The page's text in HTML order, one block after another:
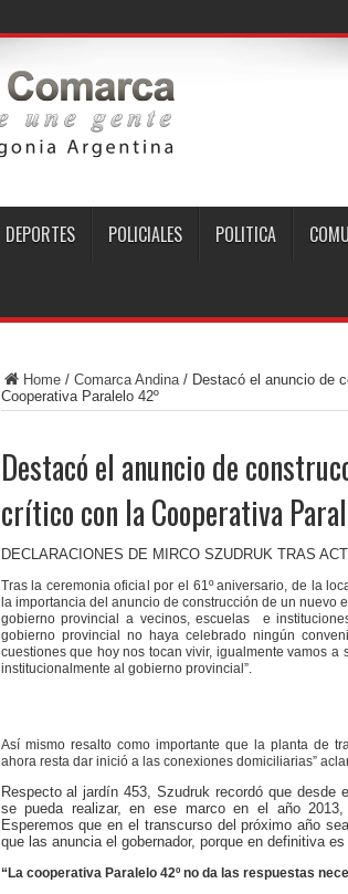
DEPORTES POLICIALES POLITICA
Home/ Comarca Andina/ Destacó el anuncio de
Cooperativa Paralelo 42º
Destacó el anuncio de
crítico con la Cooperativa
DECLARACIONES DE MIRCO SZUDRUK TRAS
Tras la ceremonia oficial por el 61º aniversario, de la
la importancia del anuncio de construcción de un nuevo
gobierno provincial a vecinos, escuelas
e
gobierno provincial no haya celebrado ningún
cuestiones que hoy nos tocan vivir, igualmente vamos
institucionalmente al gobierno provincial”.
Así mismo resalto como importante que la planta de
ahora resta dar inició a las conexiones domiciliarias”
Respecto al jardín 453, Szudruk recordó que
se pueda realizar, en ese marco en el año
Esperemos que en el transcurso del próximo año
que las anuncia el gobernador, porque en definitiva
“La cooperativa Paralelo 42º no da las respuestas